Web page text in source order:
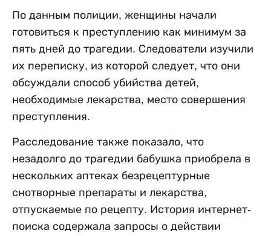
По данным полиции, женщины начали
готовиться к преступлению как минимум за
пять дней до трагедии. Следователи изучили
их переписку, из которой следует, что они
обсуждали способ убийства детей,
необходимые лекарства, место совершения
преступления.
Расследование также показало, что
незадолго до трагедии бабушка приобрела в
нескольких аптеках безрецептурные
снотворные препараты и лекарства,
отпускаемые по рецепту. История интернет-
поиска содержала запросы о действии